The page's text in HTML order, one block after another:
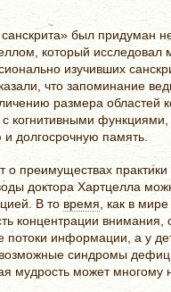
был придуман
который исследовал
изучивших
что запоминание
размера областей
с когнитивными
долгосрочную память.
о преимуществах практики
доктора Хартцелла
В то время , как в
концентрации внимания,
потоки информации, а у
синдромы
мудрость может многому